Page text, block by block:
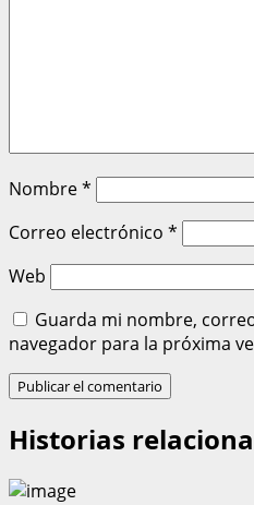
Nombre*
Correo electrónico *
Web
Guarda mi nombre,
navegador para la próxima
Historias